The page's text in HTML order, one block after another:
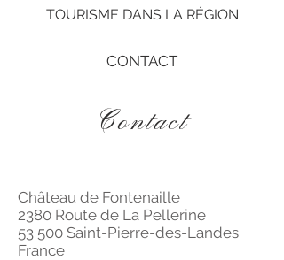
TOURISME DANS LA RÉGION
CONTACT
Contact
Château de Fontenaille
2380 Route de La Pellerine
53 500 Saint-Pierre-des-Landes
France